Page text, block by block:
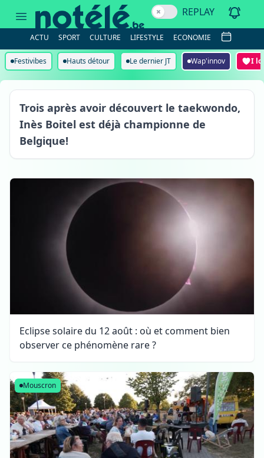
REPLAY
ACTU SPORT CULTURE LIFESTYLE ECONOMIE
Festivibes Hauts détour Le dernier JT Wap'innov I
Oeudeghien
Trois après avoir découvert le taekwondo,
Inès Boitel est déjà championne de
Belgique!
Eclipse solaire du 12 août : où et comment bien
observer ce phénomène rare ?
Mouscron